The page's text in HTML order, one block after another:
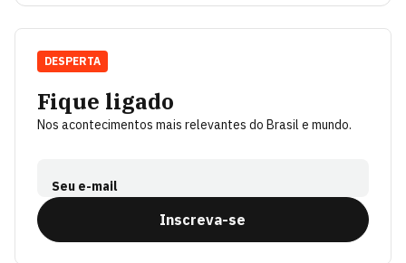
Fique ligado
Nos acontecimentos mais relevantes do Brasil e mundo.
Seu e-mail
Inscreva-se
DESPERTA